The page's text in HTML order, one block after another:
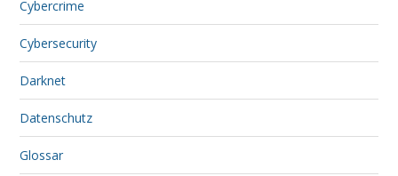
Cybercrime
Cybersecurity
Darknet
Datenschutz
Glossar